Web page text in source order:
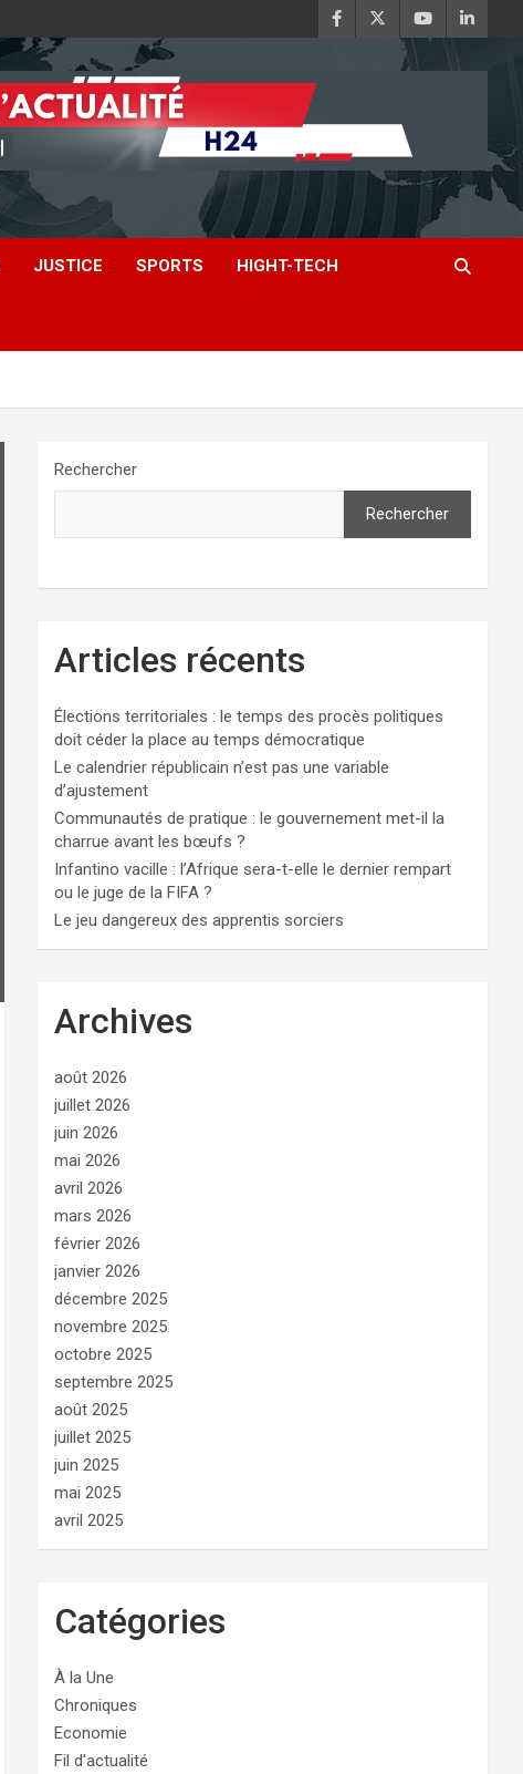
JUSTICE SPORTS HIGHT-TECH
Rechercher
Rechercher
Articles récents
Élections territoriales : le temps des procès politiques
doit céder la place au temps démocratique
Le calendrier républicain n’est pas une variable
d’ajustement
Communautés de pratique : le gouvernement met-il la
charrue avant les bœufs ?
Infantino vacille : l’Afrique sera-t-elle le dernier rempart
ou le juge de la FIFA ?
Le jeu dangereux des apprentis sorciers
Archives
août 2026
juillet 2026
juin 2026
mai 2026
avril 2026
mars 2026
février 2026
janvier 2026
décembre 2025
novembre 2025
octobre 2025
septembre 2025
août 2025
juillet 2025
juin 2025
mai 2025
avril 2025
Catégories
À la Une
Chroniques
Economie
Fil d'actualité